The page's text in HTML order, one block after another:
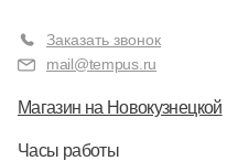
Заказать звонок
mail@tempus.ru
Магазин на Новокузнецкой
Часы работы